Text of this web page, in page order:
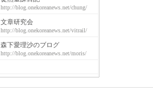
http://blog.onekoreanews.net/chung/
文章研究会
http://blog.onekoreanews.net/vitrail/
森下愛理沙のブログ
http://blog.onekoreanews.net/moris/